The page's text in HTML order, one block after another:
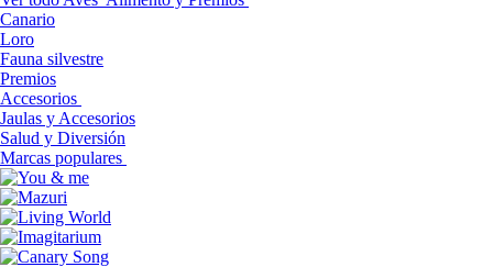
Canario
Loro
Fauna silvestre
Premios
Accesorios
Jaulas y Accesorios
Salud y Diversión
Marcas populares